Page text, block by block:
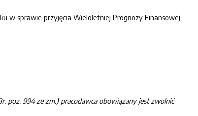
w sprawie przyjęcia Wieloletniej Prognozy Finansowej
r. poz. 994ze zm.) pracodawca obowiązanyjest zwolnić